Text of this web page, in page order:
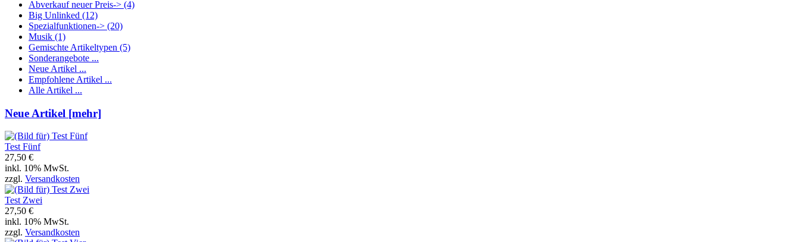
Abverkauf neuer Preis-> (4)
Big Unlinked (12)
Spezialfunktionen-> (20)
Musik (1)
Gemischte Artikeltypen (5)
Sonderangebote ...
Neue Artikel ...
Empfohlene Artikel ...
Alle Artikel ...
Neue Artikel [mehr]
Test Fünf
27,50 €
inkl. 10% MwSt.
zzgl. Versandkosten
Test Zwei
27,50 €
inkl. 10% MwSt.
zzgl. Versandkosten